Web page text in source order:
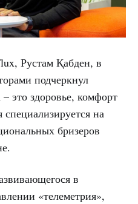
Рустам Қабден, в
подчеркнул
это здоровье, комфорт
на
бризеров
в
«телеметрия»,